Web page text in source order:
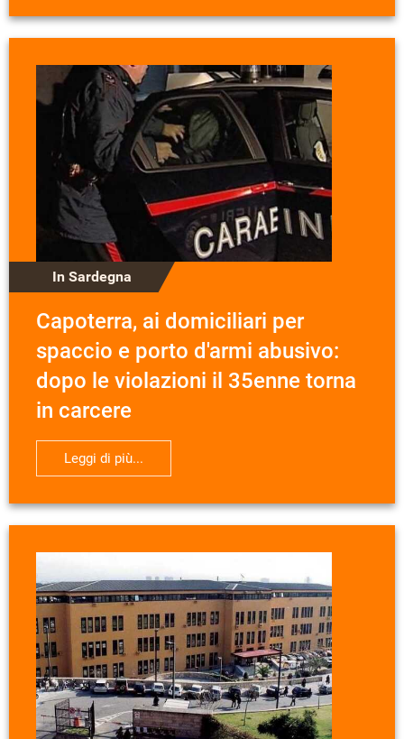
In Sardegna
Capoterra, ai domiciliari per
spaccio e porto d'armi abusivo:
dopo le violazioni il 35enne torna
in carcere
Leggi di più...